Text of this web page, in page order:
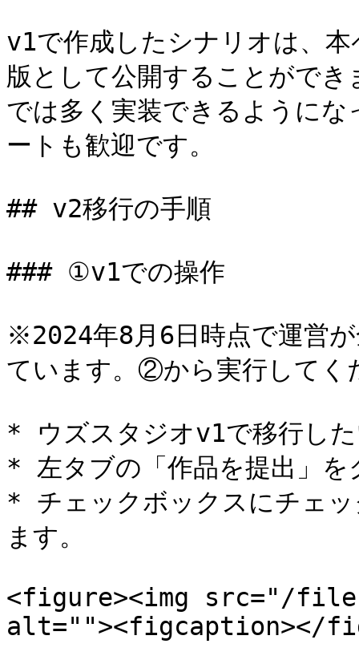
v1で作成したシナリオは、
版として公開することがで
では多く実装できるように
ートも歓迎です。
## v2移行の手順
### ①v1での操作
※2024年8月6日時点で運営
ています。②から実行してく
* ウズスタジオv1で移行し
* 左タブの「作品を提出」を
* チェックボックスにチェ
ます。
<figure><img src="/
alt=""><figcaption></